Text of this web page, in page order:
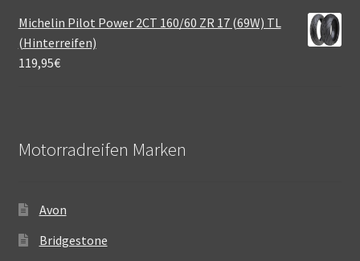
Michelin Pilot Power 2CT 160/60 ZR 17 (69W) TL
(Hinterreifen)
119,95€
Motorradreifen Marken
Avon
Bridgestone